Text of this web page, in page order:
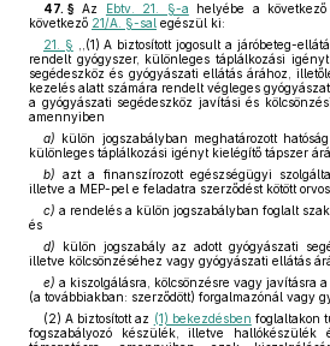
47. § Az Ebtv. 21. §-a helyébe a
következő 21/A. §-sal egészül ki:
21. § ,,(1) A biztosított jogosult a járóbeteg-
rendelt gyógyszer, különleges táplálkozási
segédeszköz és gyógyászati ellátás árához,
kezelés alatt számára rendelt végleges
a gyógyászati segédeszköz javítási és
amennyiben
a) külön jogszabályban meghatározott
különleges táplálkozási igényt kielégítő tápszer
b) azt a finanszírozott egészségügyi
illetve a MEP-pel e feladatra szerződést kötött
c) a rendelés a külön jogszabályban foglalt
és
d) külön jogszabály az adott gyógyászati
illetve kölcsönzéséhez vagy gyógyászati ellátás
e) a kiszolgálásra, kölcsönzésre vagy javításra
(a továbbiakban: szerződött) forgalmazónál vagy
(2) A biztosított az (1) bekezdésben foglaltakon
fogszabályozó készülék, illetve hallókészülék